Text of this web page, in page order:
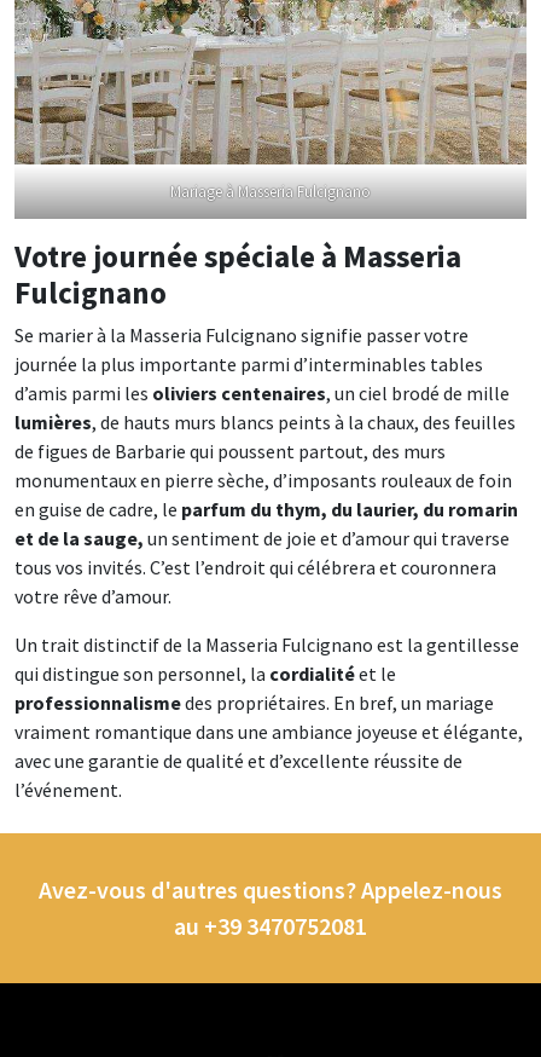
Mariage à Masseria Fulcignano
Votre journée spéciale à Masseria
Fulcignano
Se marier à la Masseria Fulcignano signifie passer votre
journée la plus importante parmi d’interminables tables
d’amis parmi les oliviers centenaires, un ciel brodé de mille
lumières, de hauts murs blancs peints à la chaux, des feuilles
de figues de Barbarie qui poussent partout, des murs
monumentaux en pierre sèche, d’imposants rouleaux de foin
en guise de cadre, le parfum du thym, du laurier, du romarin
et de la sauge, un sentiment de joie et d’amour qui traverse
tous vos invités. C’est l’endroit qui célébrera et couronnera
votre rêve d’amour.
Un trait distinctif de la Masseria Fulcignano est la gentillesse
qui distingue son personnel, la cordialitéet le
professionnalismedes propriétaires. En bref, un mariage
vraiment romantique dans une ambiance joyeuse et élégante,
avec une garantie de qualité et d’excellente réussite de
l’événement.
Avez-vous d'autres questions? Appelez-nous
au +39 3470752081